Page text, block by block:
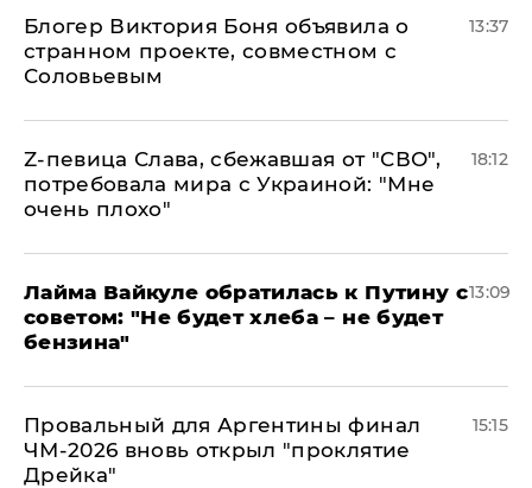
Блогер Виктория Боня объявила о
странном проекте, совместном с
Соловьевым
13:37
Z-певица Слава, сбежавшая от "СВО",
потребовала мира с Украиной: "Мне
очень плохо"
18:12
Лайма Вайкуле обратилась к Путину с
советом: "Не будет хлеба – не будет
бензина"
13:09
Провальный для Аргентины финал
ЧМ-2026 вновь открыл "проклятие
Дрейка"
15:15